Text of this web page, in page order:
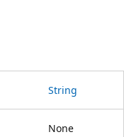
String
None